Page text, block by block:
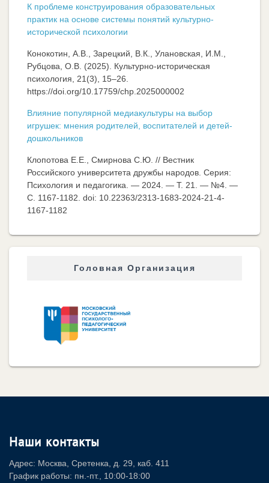
К проблеме конструирования образовательных
практик на основе системы понятий культурно-
исторической психологии
Конокотин, А.В., Зарецкий, В.К., Улановская, И.М.,
Рубцова, О.В. (2025). Культурно-историческая
психология, 21(3), 15–26.
https://doi.org/10.17759/chp.2025000002
Влияние популярной медиакультуры на выбор
игрушек: мнения родителей, воспитателей и детей-
дошкольников
Клопотова Е.Е., Смирнова С.Ю. // Вестник
Российского университета дружбы народов. Серия:
Психология и педагогика. — 2024. — Т. 21. — №4. —
C. 1167-1182. doi: 10.22363/2313-1683-2024-21-4-
1167-1182
Головная Организация
Наши контакты
Адрес: Москва, Сретенка, д. 29, каб. 411
График работы: пн.-пт., 10:00-18:00